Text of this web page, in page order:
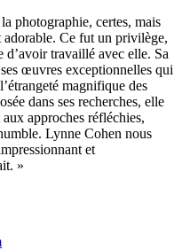
photographie, certes, mais
adorable. Ce fut un privilège,
d’avoir travaillé avec elle. Sa
œuvres exceptionnelles qui
magnifique des
dans ses recherches, elle
approches réfléchies,
Lynne Cohen nous
et
»